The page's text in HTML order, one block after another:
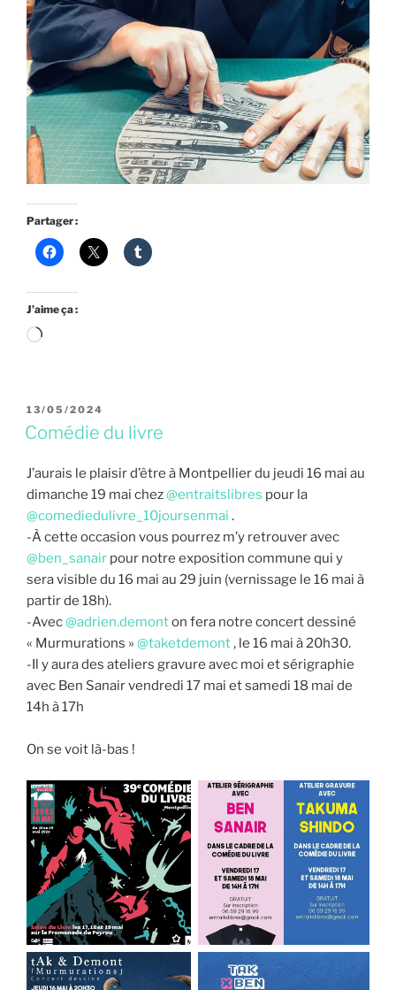
Partager :
J’aime ça :
Chargement…
PUBLIÉ
LE
13/05/2024
Comédie du livre
J’aurais le plaisir d’être à Montpellier du jeudi 16 mai au
dimanche 19 mai chez@entraitslibres pour la
@comediedulivre_10joursenmai .
-À cette occasion vous pourrez m’y retrouver avec
@ben_sanair pour notre exposition commune qui y
sera visible du 16 mai au 29 juin (vernissage le 16 mai à
partir de 18h).
-Avec@adrien.demonton fera notre concert dessiné
« Murmurations » @taketdemont, le 16 mai à 20h30.
-Il y aura des ateliers gravure avec moi et sérigraphie
avec Ben Sanair vendredi 17 mai et samedi 18 mai de
14h à 17h
On se voit là-bas !